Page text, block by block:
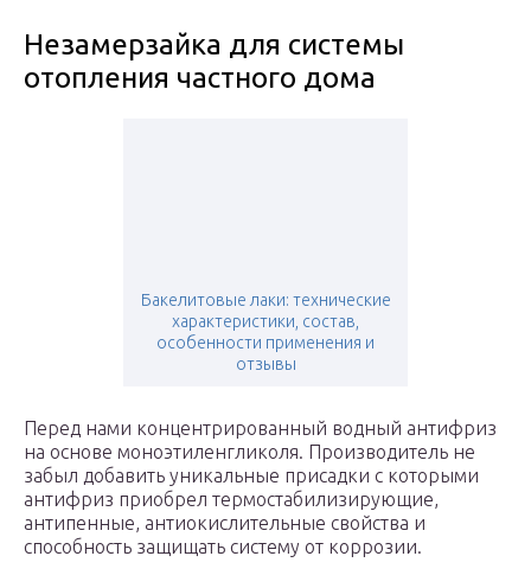
Незамерзайка для системы
отопления частного дома
Бакелитовые лаки: технические
характеристики, состав,
особенности применения и
отзывы
Перед нами концентрированный водный антифриз
на основе моноэтиленгликоля. Производитель не
забыл добавить уникальные присадки с которыми
антифриз приобрел термостабилизирующие,
антипенные, антиокислительные свойства и
способность защищать систему от коррозии.